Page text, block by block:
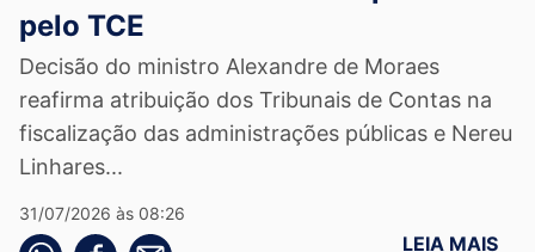
pelo TCE
Decisão do ministro Alexandre de Moraes
reafirma atribuição dos Tribunais de Contas na
fiscalização das administrações públicas e Nereu
Linhares...
31/07/2026 às 08:26
Compartilhe pelo whatsapp
Compartilhar no facebook
Compartilhe pelo email LEIA MAIS